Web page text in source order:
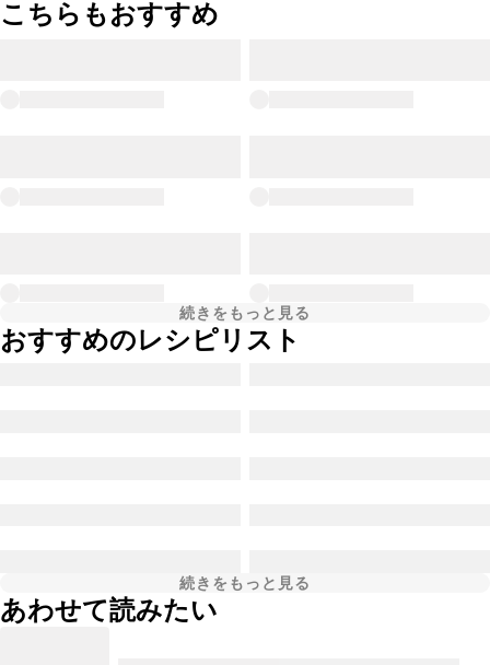
こちらもおすすめ
続きをもっと見る
おすすめのレシピリスト
続きをもっと見る
あわせて読みたい